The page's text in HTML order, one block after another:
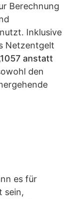
Berechnung
Inklusive
Netzentgelt
anstatt
den
es für
sein,